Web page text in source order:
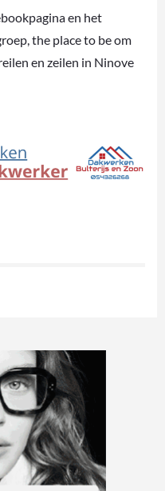
en het
the place to be om
en zeilen in Ninove